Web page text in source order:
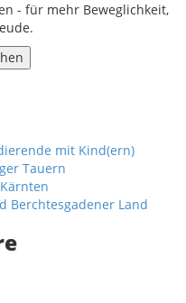
- für mehr Beweglichkeit,
mit Kind(ern)
Tauern
Berchtesgadener Land